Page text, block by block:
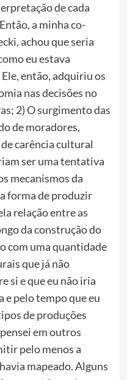
de cada
a minha co-
achou que seria
eu estava
então, adquiriu os
nas decisões no
2) O surgimento das
de moradores,
carência cultural
ser uma tentativa
mecanismos da
forma de produzir
relação entre as
da construção do
com uma quantidade
que já não
si e que eu não iria
e pelo tempo que eu
de produções
em outros
pelo menos a
mapeado. Alguns